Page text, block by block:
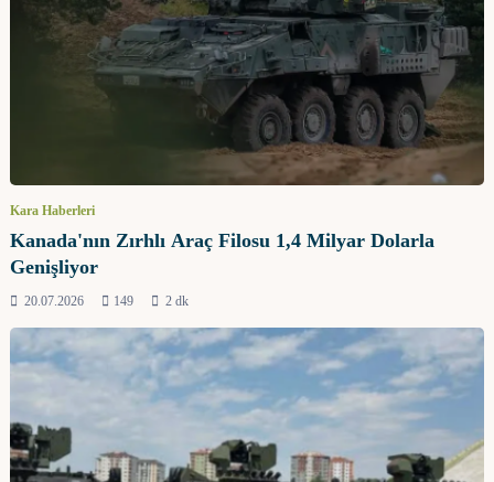
Kara Haberleri
Kanada'nın Zırhlı Araç Filosu 1,4 Milyar Dolarla
Genişliyor
20.07.2026 149 2 dk